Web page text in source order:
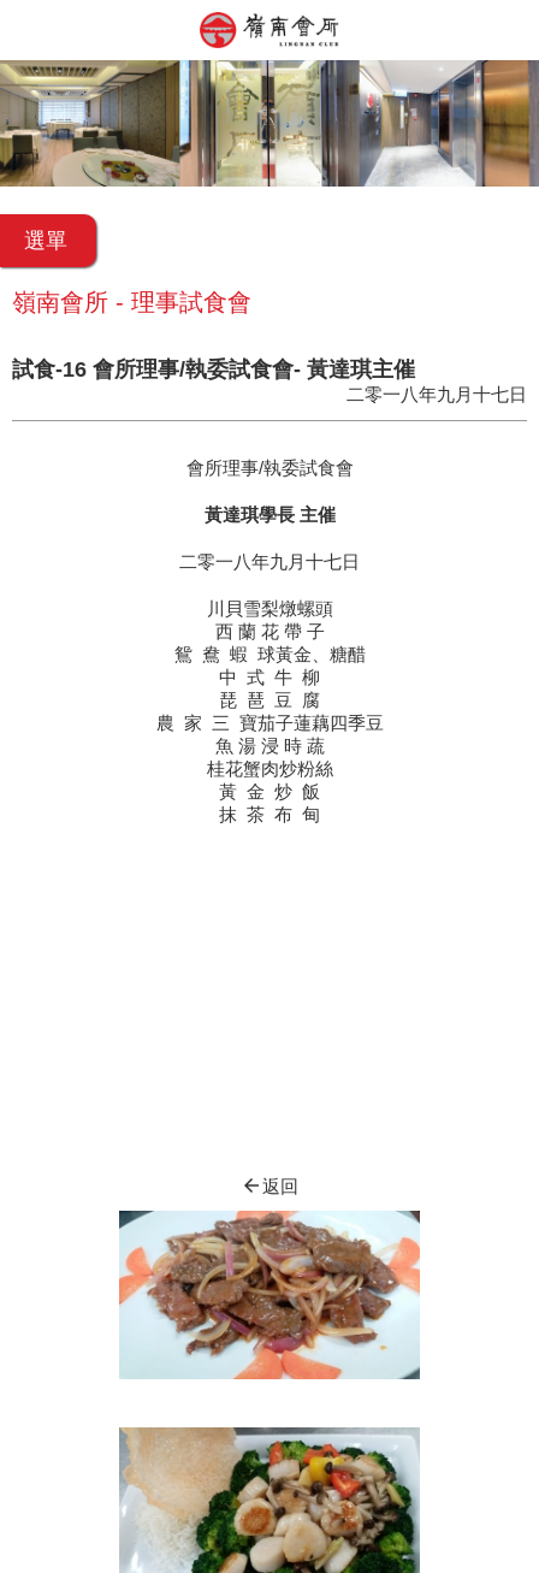
選單
嶺南會所 - 理事試食會
試食-16 會所理事/執委試食會- 黃達琪主催
二零一八年九月十七日
會所理事/執委試食會
黃達琪學長 主催
二零一八年九月十七日
川貝雪梨燉螺頭
西 蘭 花 帶 子
鴛 鴦 蝦 球黃金、糖醋
中 式 牛 柳
琵 琶 豆 腐
農 家 三 寶茄子蓮藕四季豆
魚 湯 浸 時 蔬
桂花蟹肉炒粉絲
黃 金 炒 飯
抹 茶 布 甸
arrow_back返回